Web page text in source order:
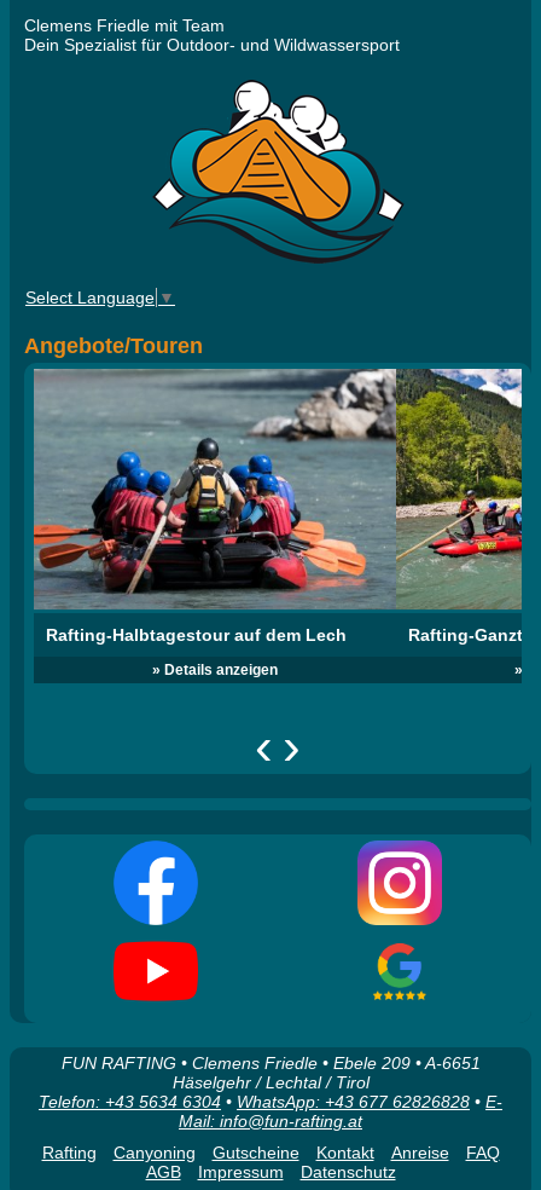
Clemens Friedle mit Team
Dein Spezialist für Outdoor- und Wildwassersport
Select Language ▼
Angebote/Touren
Rafting-Halbtagestour auf dem Lech
» Details anzeigen
Rafting-
»
‹ ›
FUN RAFTING • Clemens Friedle • Ebele 209 • A-6651
Häselgehr / Lechtal / Tirol
Telefon: +43 5634 6304 • WhatsApp: +43 677 62826828 • E-
Mail: info@fun-rafting.at
Rafting
Canyoning Gutscheine Kontakt Anreise
FAQ
AGB
Impressum Datenschutz